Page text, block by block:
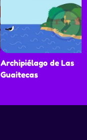
Archipiélago de Las
Guaitecas